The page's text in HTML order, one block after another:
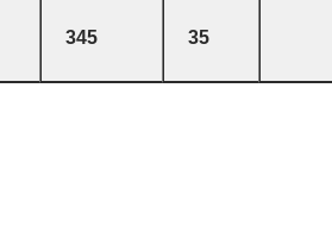
345 35